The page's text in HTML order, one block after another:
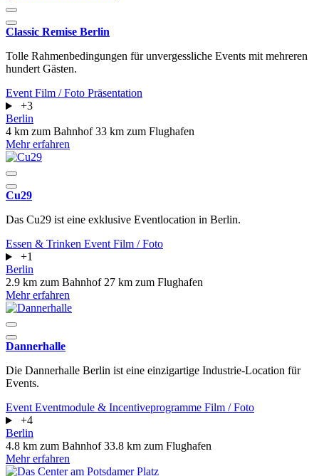
Classic Remise Berlin
Tolle Rahmenbedingungen für unvergessliche Events mit mehreren
hundert Gästen.
Event Film / Foto Präsentation
+3
Berlin
4 km zum Bahnhof33 km zum Flughafen
Mehr erfahren
Cu29
Das Cu29 ist eine exklusive Eventlocation in Berlin.
Essen & Trinken Event Film / Foto
+1
Berlin
2.9 km zum Bahnhof 27 km zum Flughafen
Mehr erfahren
Dannerhalle
Die Dannerhalle Berlin ist eine einzigartige Industrie-Location für
Events.
Event Eventmodule & Incentiveprogramme Film / Foto
+4
Berlin
4.8 km zum Bahnhof33.8 km zum Flughafen
Mehr erfahren